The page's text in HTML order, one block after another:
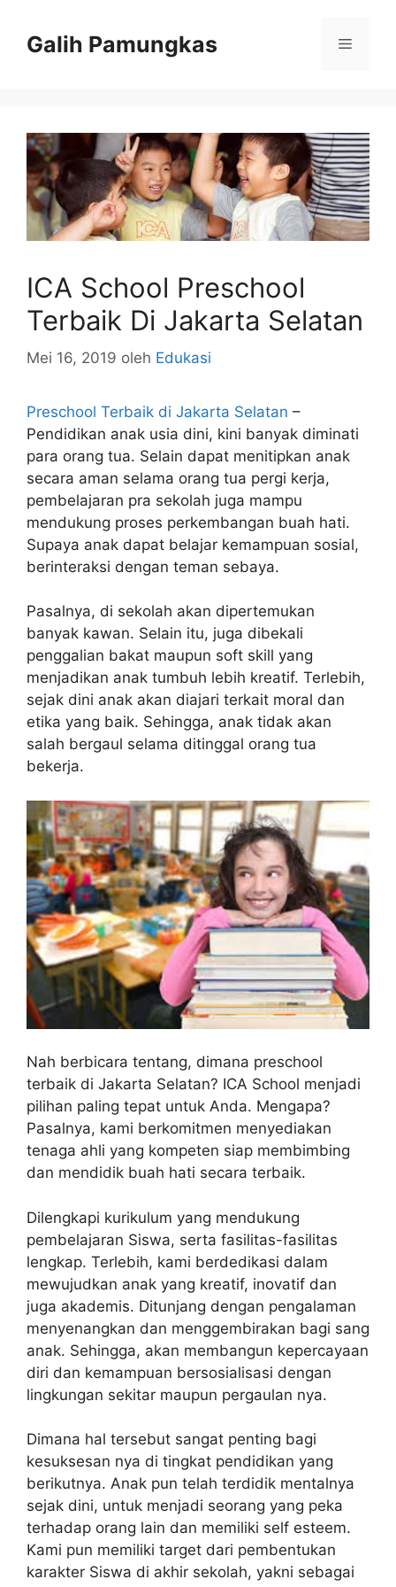
Galih Pamungkas Menu
ICA School Preschool
Terbaik Di Jakarta Selatan
Mei 16, 2019 oleh Edukasi
Preschool Terbaik di Jakarta Selatan –
Pendidikan anak usia dini, kini banyak diminati
para orang tua. Selain dapat menitipkan anak
secara aman selama orang tua pergi kerja,
pembelajaran pra sekolah juga mampu
mendukung proses perkembangan buah hati.
Supaya anak dapat belajar kemampuan sosial,
berinteraksi dengan teman sebaya.
Pasalnya, di sekolah akan dipertemukan
banyak kawan. Selain itu, juga dibekali
penggalian bakat maupun soft skill yang
menjadikan anak tumbuh lebih kreatif. Terlebih,
sejak dini anak akan diajari terkait moral dan
etika yang baik. Sehingga, anak tidak akan
salah bergaul selama ditinggal orang tua
bekerja.
Nah berbicara tentang, dimana preschool
terbaik di Jakarta Selatan? ICA School menjadi
pilihan paling tepat untuk Anda. Mengapa?
Pasalnya, kami berkomitmen menyediakan
tenaga ahli yang kompeten siap membimbing
dan mendidik buah hati secara terbaik.
Dilengkapi kurikulum yang mendukung
pembelajaran Siswa, serta fasilitas-fasilitas
lengkap. Terlebih, kami berdedikasi dalam
mewujudkan anak yang kreatif, inovatif dan
juga akademis. Ditunjang dengan pengalaman
menyenangkan dan menggembirakan bagi sang
anak. Sehingga, akan membangun kepercayaan
diri dan kemampuan bersosialisasi dengan
lingkungan sekitar maupun pergaulan nya.
Dimana hal tersebut sangat penting bagi
kesuksesan nya di tingkat pendidikan yang
berikutnya. Anak pun telah terdidik mentalnya
sejak dini, untuk menjadi seorang yang peka
terhadap orang lain dan memiliki self esteem.
Kami pun memiliki target dari pembentukan
karakter Siswa di akhir sekolah, yakni sebagai